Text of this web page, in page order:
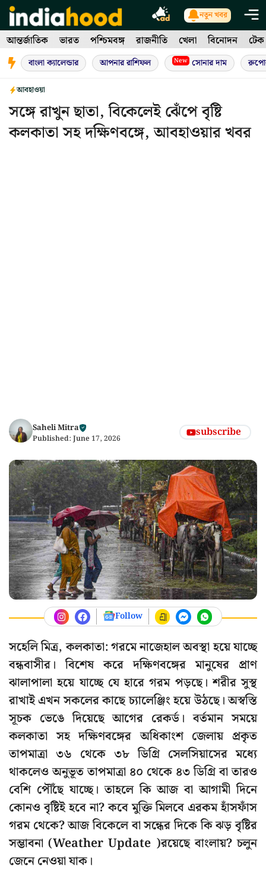
Skip
to
content
নতুন খবর
আন্তর্জাতিক ভারত পশ্চিমবঙ্গ রাজনীতি খেলা বিনোদন টেক
বাংলা ক্যালেন্ডার আপনার রাশিফল New সোনার দাম
আবহাওয়া
সঙ্গে রাখুন ছাতা, বিকেলেই ঝেঁপে বৃষ্টি
কলকাতা সহ দক্ষিণবঙ্গে, আবহাওয়ার খবর
Saheli Mitra
Published: June 17, 2026 subscribe
Follow
সহেলি মিত্র, কলকাতা: গরমে নাজেহাল অবস্থা হয়ে যাচ্ছে
বন্ধবাসীর। বিশেষ করে দক্ষিণবঙ্গের মানুষের প্রাণ
ঝালাপালা হয়ে যাচ্ছে যে হারে গরম পড়ছে। শরীর সুস্থ
রাখাই এখন সকলের কাছে চ্যালেঞ্জিং হয়ে উঠছে। অস্বস্তি
সূচক ভেঙে দিয়েছে আগের রেকর্ড। বর্তমান সময়ে
কলকাতা সহ দক্ষিণবঙ্গের অধিকাংশ জেলায় প্রকৃত
তাপমাত্রা ৩৬ থেকে ৩৮ ডিগ্রি সেলসিয়াসের মধ্যে
থাকলেও অনুভূত তাপমাত্রা ৪০ থেকে ৪৩ ডিগ্রি বা তারও
বেশি পৌঁছে যাচ্ছে। তাহলে কি আজ বা আগামী দিনে
কোনও বৃষ্টিই হবে না? কবে মুক্তি মিলবে এরকম হাঁসফাঁস
গরম থেকে? আজ বিকেলে বা সন্ধের দিকে কি ঝড় বৃষ্টির
সম্ভাবনা (Weather Update )রয়েছে বাংলায়? চলুন
জেনে নেওয়া যাক।